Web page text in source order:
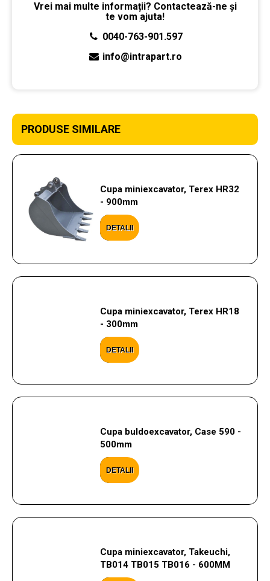
Vrei mai multe informații? Contactează-ne și
te vom ajuta!
0040-763-901.597
info@intrapart.ro
PRODUSE SIMILARE
Cupa miniexcavator, Terex HR32
- 900mm
DETALII
Cupa miniexcavator, Terex HR18
- 300mm
DETALII
Cupa buldoexcavator, Case 590 -
500mm
DETALII
Cupa miniexcavator, Takeuchi,
TB014 TB015 TB016 - 600MM